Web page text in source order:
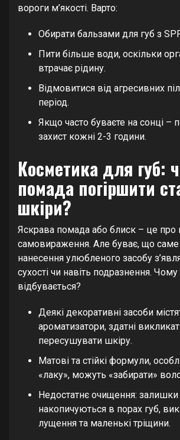
вороги м’якості. Варто:
Обирати бальзами для губ з
Пити більше води, оскільки
втрачає рідину.
Відмовитися від агресивних
період.
Якщо часто буваєте на сонці –
захист кожні 2-3 години.
Косметика для губ:
помада погіршити
шкіри?
Яскрава помада або блиск – це про
самовираження. Але буває, що саме
нанесення улюбленого засобу
сухості чи навіть подразнення. Чому
відбувається?
Деякі декоративні засоби
ароматизатори, здатні
пересушувати шкіру.
Матові та стійкі формули,
«лаку», можуть «забирати»
Недостатнє очищення:
накопичуються в порах губ,
лущення та маленькі тріщини.